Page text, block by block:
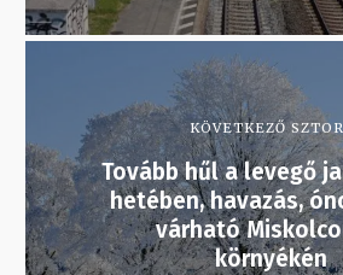
KÖVETKEZŐ
Tovább hűl a levegő
hetében, havazás,
várható
környékén